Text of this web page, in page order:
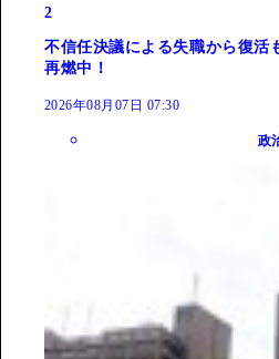
2
不信任決議による失職から復活
再燃中！
2026年08月07日 07:30
政